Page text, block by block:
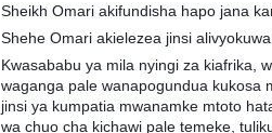
Sheikh Omari akifundisha hapo jana
Shehe Omari akielezea jinsi
Kwasababu ya mila nyingi za kiafrika,
waganga pale wanapogundua kukosa
jinsi ya kumpatia mwanamke mtoto
wa chuo cha kichawi pale temeke,